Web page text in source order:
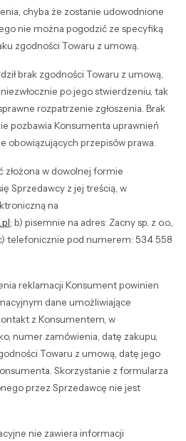
chyba że zostanie udowodnione
nie można pogodzić ze specyfiką
zgodności Towaru z umową.
brak zgodności Towaru z umową,
po jego stwierdzeniu, tak
rozpatrzenie zgłoszenia. Brak
pozbawia Konsumenta uprawnień
obowiązujących przepisów prawa.
w dowolnej formie
Sprzedawcy z jej treścią, w
na
; b) pisemnie na adres: Zacny sp. z o.o.,
telefonicznie pod numerem: 534 558
reklamacji Konsument powinien
dane umożliwiające
z Konsumentem, w
numer zamówienia, datę zakupu,
Towaru z umową, datę jego
Skorzystanie z formularza
przez Sprzedawcę nie jest
nie zawiera informacji